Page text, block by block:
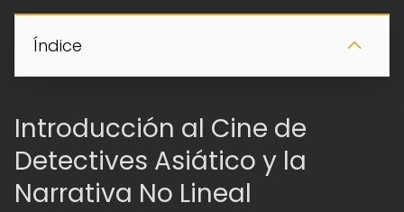
Índice
Introducción al Cine de
Detectives Asiático y la
Narrativa No Lineal